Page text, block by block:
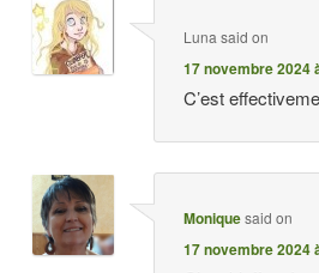
Luna said on
17 novembre 2024
C’est
Moniquesaid on
17 novembre 2024